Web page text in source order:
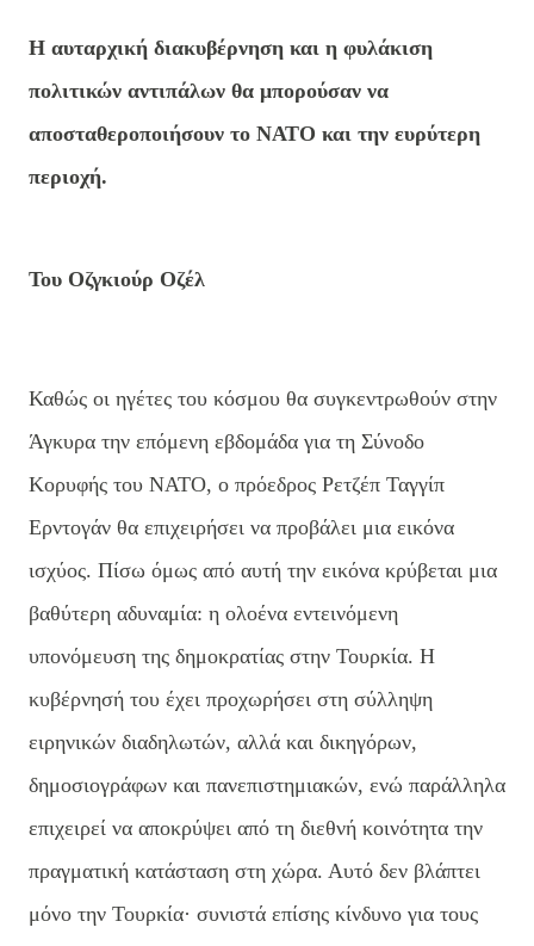
Η αυταρχική διακυβέρνηση και η φυλάκιση
πολιτικών αντιπάλων θα μπορούσαν να
αποσταθεροποιήσουν το ΝΑΤΟ και την ευρύτερη
περιοχή.
Του Οζγκιούρ Οζέλ
Καθώς οι ηγέτες του κόσμου θα συγκεντρωθούν στην
Άγκυρα την επόμενη εβδομάδα για τη Σύνοδο
Κορυφής του ΝΑΤΟ, ο πρόεδρος Ρετζέπ Ταγγίπ
Ερντογάν θα επιχειρήσει να προβάλει μια εικόνα
ισχύος. Πίσω όμως από αυτή την εικόνα κρύβεται μια
βαθύτερη αδυναμία: η ολοένα εντεινόμενη
υπονόμευση της δημοκρατίας στην Τουρκία. Η
κυβέρνησή του έχει προχωρήσει στη σύλληψη
ειρηνικών διαδηλωτών, αλλά και δικηγόρων,
δημοσιογράφων και πανεπιστημιακών, ενώ παράλληλα
επιχειρεί να αποκρύψει από τη διεθνή κοινότητα την
πραγματική κατάσταση στη χώρα. Αυτό δεν βλάπτει
μόνο την Τουρκία· συνιστά επίσης κίνδυνο για τους